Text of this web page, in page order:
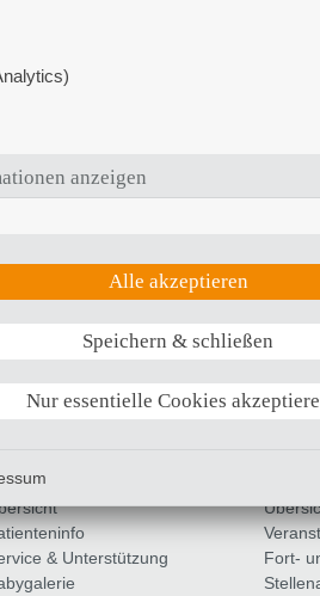
Es kommen
Therapie und Anwendung.
kommen
wie auch im
neue und
zu
im Rahmen
mit der benachbarten
klinischen Bereich werden
im Sinne von
diagnostiziert und
Ambulanzen und
& BESUCHER
& Unterstützung
Fort-
anzeigen
Alle akzeptieren
Speichern & schließen
Nur essentielle Cookies